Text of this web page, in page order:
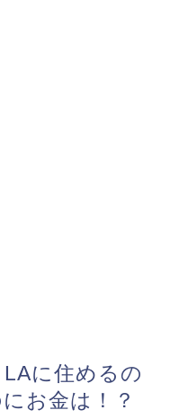
に住めるの
お金は！？